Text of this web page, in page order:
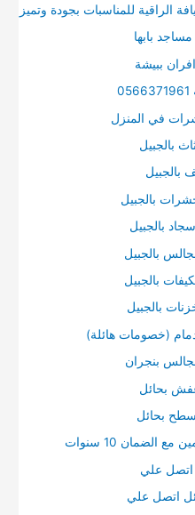
الراقية للمناسبات بجودة وتميز
بابها
ببيشة
في المنزل
بالجبيل
بالجبيل
بالجبيل
بالجبيل
بالجبيل
بالجبيل
بالجبيل
(خصومات هائلة)
بنجران
بحائل
بحائل
10 سنوات
اتصل علي
اتصل علي